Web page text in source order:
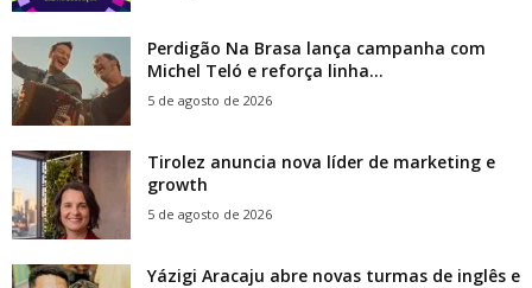
Perdigão Na Brasa lança campanha com
Michel Teló e reforça linha...
5 de agosto de 2026
Tirolez anuncia nova líder de marketing e
growth
5 de agosto de 2026
Yázigi Aracaju abre novas turmas de inglês e